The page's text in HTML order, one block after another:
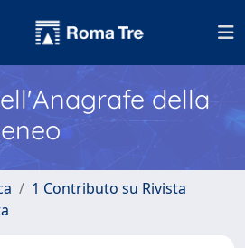
della
1 Contributo su Rivista